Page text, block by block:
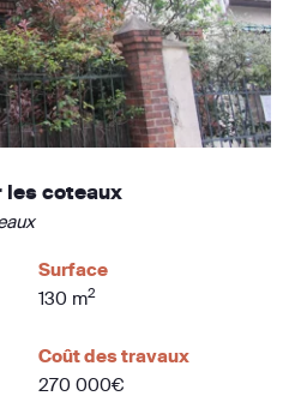
les coteaux
Surface
130 m2
Coût des travaux
270 000€